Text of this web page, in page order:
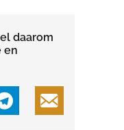
daarom
en